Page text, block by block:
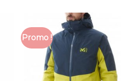
Promo !